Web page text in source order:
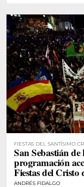
FIESTAS DEL SANTÍSIMO
San Sebastián de
programación
Fiestas del Cristo
ANDRÉS FIDALGO